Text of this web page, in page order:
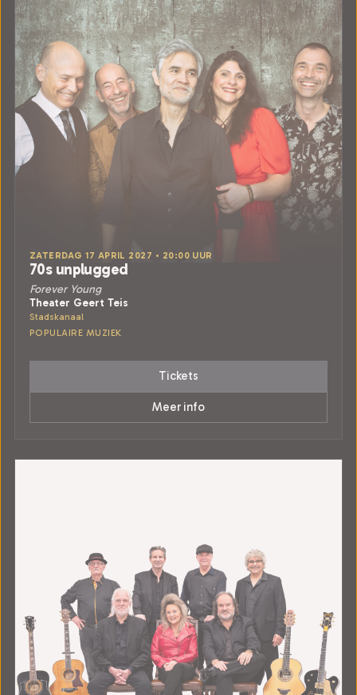
ZATERDAG 17 APRIL 2027 • 20:00 UUR
70s unplugged
Forever Young
Theater Geert Teis
Stadskanaal
POPULAIRE MUZIEK
Tickets
Meer info